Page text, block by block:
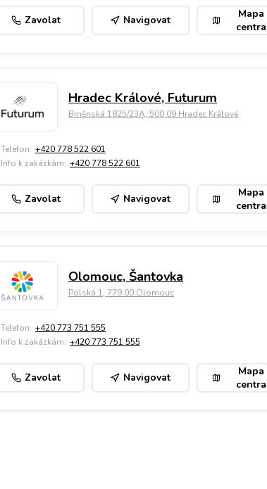
Zavolat Navigovat
Mapa
centra
Hradec Králové, Futurum
Brněnská 1825/23A, 500 09 Hradec Králové
Telefon: +420 778 522 601
Info k zakázkám: +420 778 522 601
Zavolat Navigovat
Mapa
centra
Olomouc, Šantovka
Polská 1, 779 00 Olomouc
Telefon: +420 773 751 555
Info k zakázkám: +420 773 751 555
Zavolat Navigovat
Mapa
centra